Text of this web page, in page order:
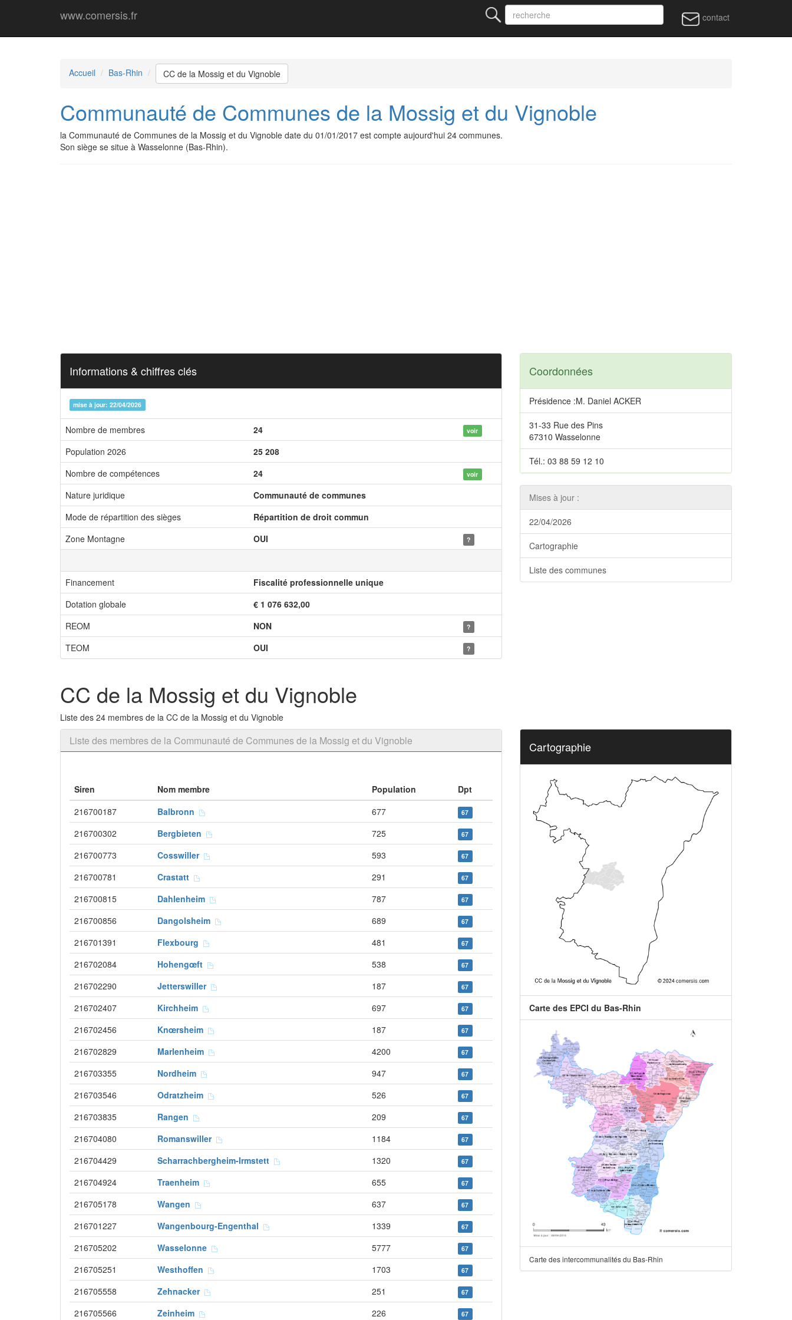
www.comersis.fr contact
Accueil Bas-Rhin CC de la Mossig et du Vignoble
Communauté de Communes de la Mossig et du Vignoble
la Communauté de Communes de la Mossig et du Vignoble date du 01/01/2017 est compte aujourd'hui 24 communes.
Son siège se situe à Wasselonne (Bas-Rhin).
Informations & chiffres clés
mise à jour: 22/04/2026
Nombre de membres 24 voir
Population 2026
25 208
Nombre de compétences
24 voir
Nature juridique
Communauté de communes
Mode de répartition des sièges
Répartition de droit commun
Zone Montagne
OUI ?
Financement
Fiscalité professionnelle unique
Dotation globale
€ 1 076 632,00
REOM
NON ?
TEOM OUI ?
Coordonnées
Présidence :M. Daniel ACKER
31-33 Rue des Pins
67310 Wasselonne
Tél.: 03 88 59 12 10
Mises à jour :
22/04/2026
Cartographie
Liste des communes
CC de la Mossig et du Vignoble
Liste des 24 membres de la CC de la Mossig et du Vignoble
Liste des membres de la Communauté de Communes de la Mossig et du Vignoble
Siren Nom membre Population
Dpt
216700187
Balbronn 677 67
216700302 Bergbieten 725 67
216700773 Cosswiller 593 67
216700781 Crastatt 291 67
216700815 Dahlenheim 787 67
216700856 Dangolsheim 689 67
216701391 Flexbourg 481 67
216702084 Hohengœft 538 67
216702290 Jetterswiller 187 67
216702407 Kirchheim 697 67
216702456 Knœrsheim 187 67
216702829 Marlenheim 4200 67
216703355 Nordheim 947 67
216703546 Odratzheim 526 67
216703835 Rangen 209 67
216704080 Romanswiller 1184 67
216704429 Scharrachbergheim-Irmstett 1320 67
216704924 Traenheim 655 67
216705178 Wangen 637 67
216701227 Wangenbourg-Engenthal 1339 67
216705202 Wasselonne 5777 67
216705251 Westhoffen 1703 67
216705558 Zehnacker 251 67
216705566 Zeinheim 226 67
Cartographie
Carte des EPCI du Bas-Rhin
Carte des intercommunalités du Bas-Rhin